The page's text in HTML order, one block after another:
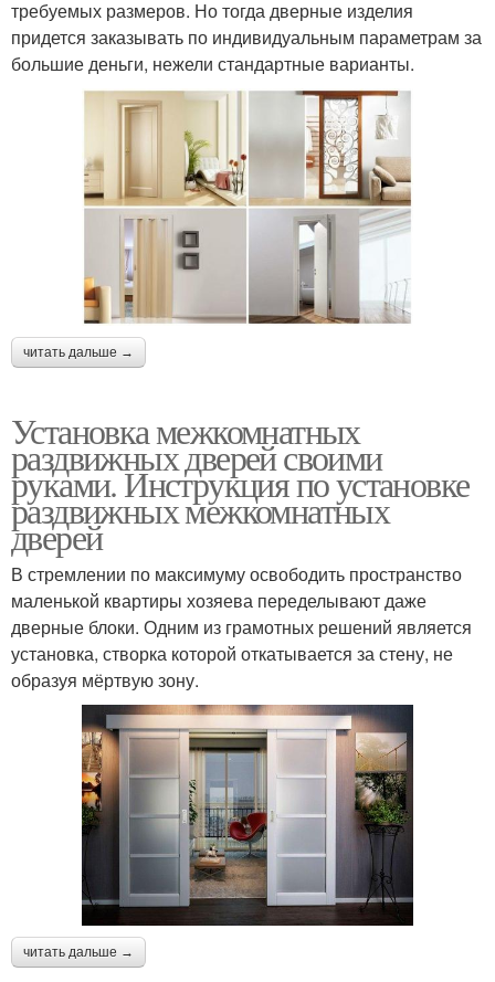
требуемых размеров. Но тогда дверные изделия
придется заказывать по индивидуальным параметрам за
большие деньги, нежели стандартные варианты.
читать дальше →
Установка межкомнатных
раздвижных дверей своими
руками. Инструкция по установке
раздвижных межкомнатных
дверей
В стремлении по максимуму освободить пространство
маленькой квартиры хозяева переделывают даже
дверные блоки. Одним из грамотных решений является
установка, створка которой откатывается за стену, не
образуя мёртвую зону.
читать дальше →